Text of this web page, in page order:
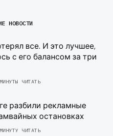
НОВОСТИ
все. И это лучшее,
с его балансом за три
ЧИТАТЬ
разбили рекламные
остановках
ЧИТАТЬ